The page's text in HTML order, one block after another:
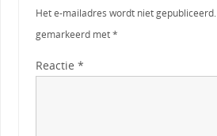
Het e-mailadres wordt niet gepubliceerd.
gemarkeerd met*
Reactie*